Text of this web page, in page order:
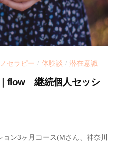
セラピー / 体験談 / 潜在意識
flow 継続個人セッシ
ン3ヶ月コース(Mさん、神奈川